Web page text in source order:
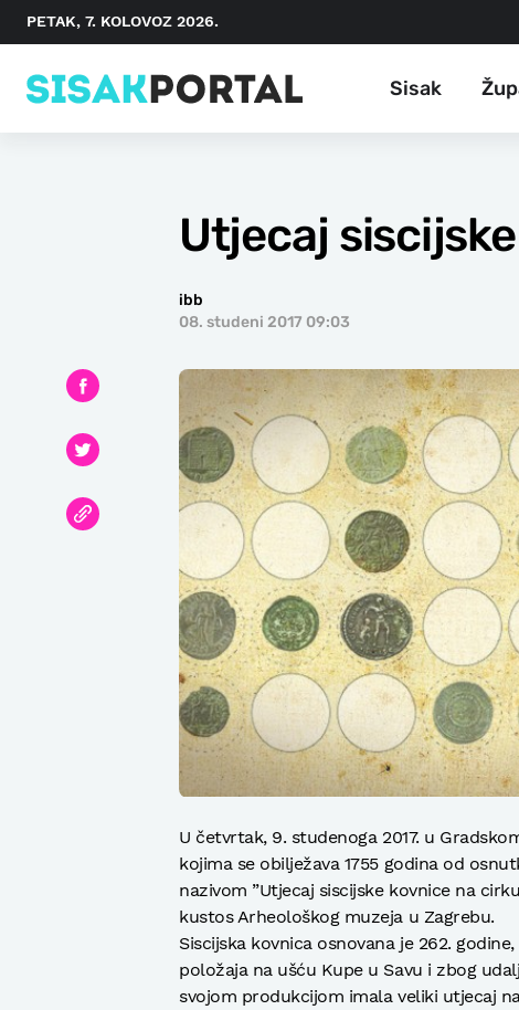
PETAK, 7. KOLOVOZ 2026.
Sisak
Utjecaj
ibb
08. studeni 2017 09:03
U četvrtak, 9. studenoga 2017. u
kojima se obilježava 1755 godina od
nazivom ”Utjecaj siscijske kovnice na
kustos Arheološkog muzeja u Zagrebu.
Siscijska kovnica osnovana je 262.
položaja na ušću Kupe u Savu i zbog
svojom produkcijom imala veliki utjecaj